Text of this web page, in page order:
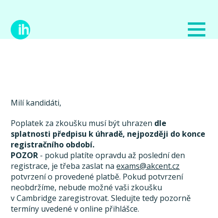
Milí kandidáti,
Poplatek za zkoušku musí být uhrazen dle
splatnosti předpisu k úhradě, nejpozději do konce
registračního období.
POZOR - pokud platíte opravdu až poslední den
registrace, je třeba zaslat naexams@akcent.cz
potvrzení o provedené platbě. Pokud potvrzení
neobdržíme, nebude možné vaši zkoušku
v Cambridge zaregistrovat. Sledujte tedy pozorně
termíny uvedené v online přihlášce.